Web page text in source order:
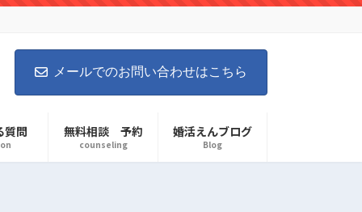
メールでのお問い合わせはこちら
質問 無料相談 予約
counseling
婚活えんブログ
Blog